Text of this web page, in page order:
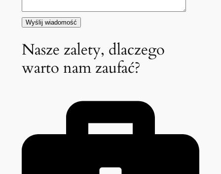
Nasze zalety, dlaczego
warto nam zaufać?